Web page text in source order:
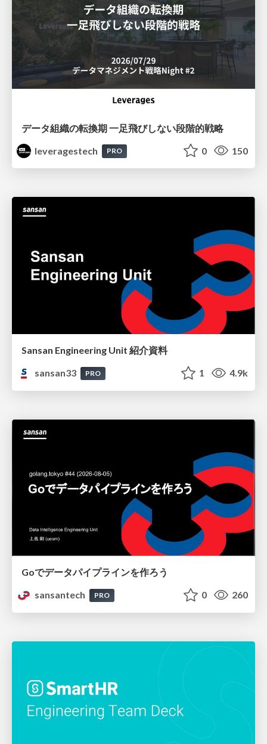
データ組織の転換期 一足飛びしない段階的戦略
leveragestech
PRO 0 150
Sansan Engineering Unit 紹介資料
sansan33
PRO 1 4.9k
Goでデータパイプラインを作ろう
sansantech
PRO 0 260